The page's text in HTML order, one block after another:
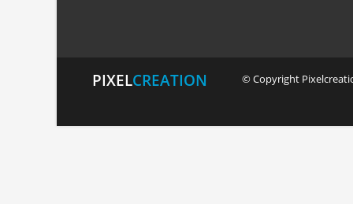
PIXELCREATION © Copyright